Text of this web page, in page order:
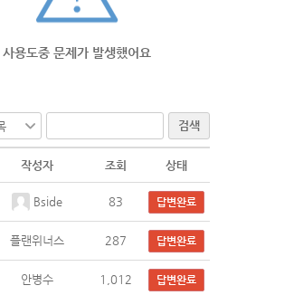
사용도중 문제가 발생했어요
검색
작성자 조회 상태
Bside 83 답변완료
플랜위너스 287 답변완료
안병수 1,012 답변완료